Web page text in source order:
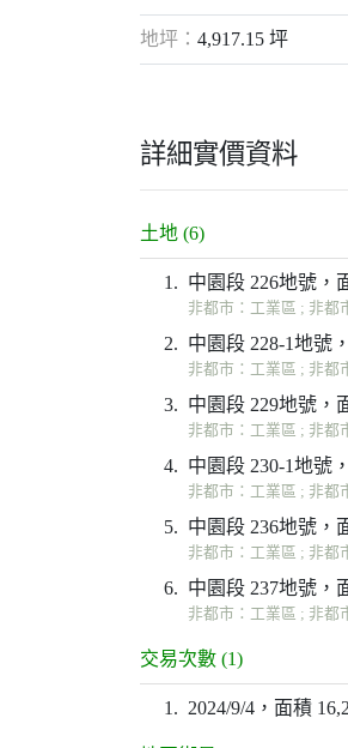
地坪： 4,917.15 坪
詳細實價資料
土地 (6)
1. 中園段 226地號，
非都市：工業區 ; 非都
2. 中園段 228-1地號
非都市：工業區 ; 非都
3. 中園段 229地號，
非都市：工業區 ; 非都
4. 中園段 230-1地號
非都市：工業區 ; 非都
5. 中園段 236地號，
非都市：工業區 ; 非都
6. 中園段 237地號，
非都市：工業區 ; 非都
交易次數 (1)
1. 2024/9/4，面積